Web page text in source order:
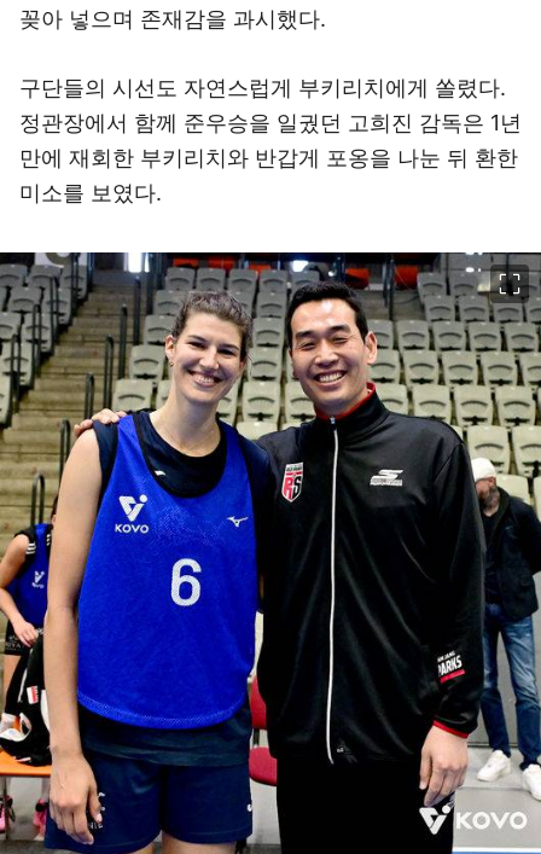
꽂아 넣으며 존재감을 과시했다.
구단들의 시선도 자연스럽게 부키리치에게 쏠렸다.
정관장에서 함께 준우승을 일궜던 고희진 감독은 1년
만에 재회한 부키리치와 반갑게 포옹을 나눈 뒤 환한
미소를 보였다.